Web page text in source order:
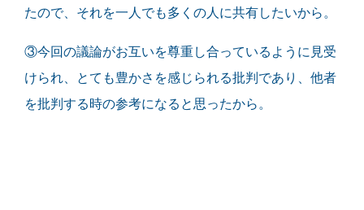
たので、それを一人でも多くの人に共有したいから。
③今回の議論がお互いを尊重し合っているように見受
けられ、とても豊かさを感じられる批判であり、他者
を批判する時の参考になると思ったから。